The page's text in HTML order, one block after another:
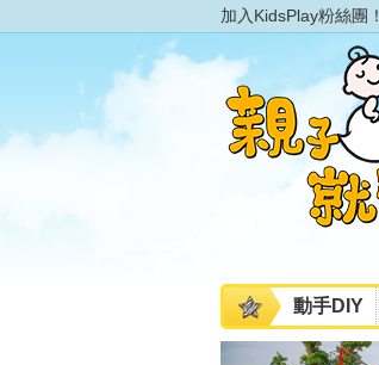
加入KidsPlay粉絲團！
動手DIY